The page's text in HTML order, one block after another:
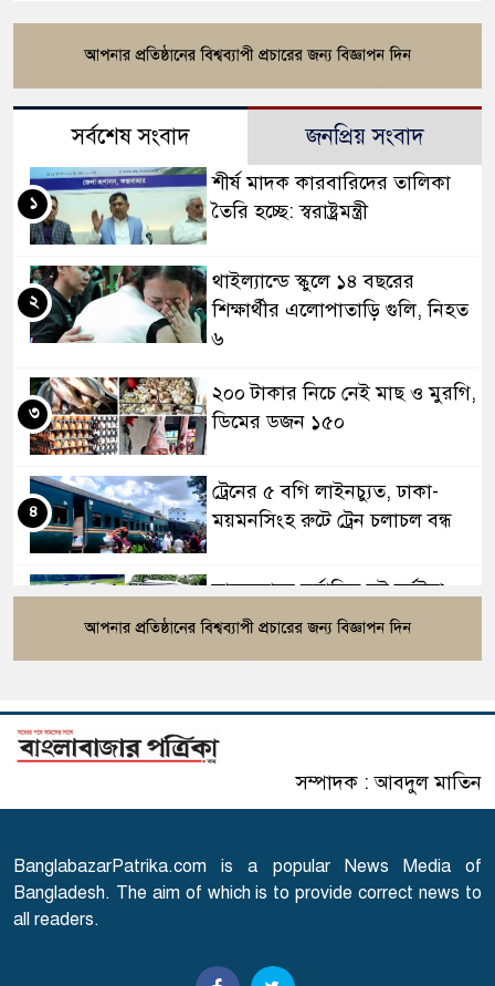
সর্বশেষ সংবাদ জনপ্রিয় সংবাদ
শীর্ষ মাদক কারবারিদের তালিকা
তৈরি হচ্ছে: স্বরাষ্ট্রমন্ত্রী
১
থাইল্যান্ডে স্কুলে ১৪ বছরের
শিক্ষার্থীর এলোপাতাড়ি গুলি, নিহত
৬
২
২০০ টাকার নিচে নেই মাছ ও মুরগি,
ডিমের ডজন ১৫০
৩
ট্রেনের ৫ বগি লাইনচ্যুত, ঢাকা-
ময়মনসিংহ রুটে ট্রেন চলাচল বন্ধ
৪
সাতসকালে মর্মান্তিক দুই দুর্ঘটনা,
ঝরে গেল ১৫ প্রাণ
জেসিন
৬
রাষ্ট্রপতি নির্বাচনের ভোটার তালিকা
প্রকাশ
৭
এবার আসামি হচ্ছেন মাকসুদ
৮
সম্পাদক : আবদুল মাতিন
BanglabazarPatrika.com is a popular News Media of
Bangladesh. The aim of which is to provide correct news to
all readers.